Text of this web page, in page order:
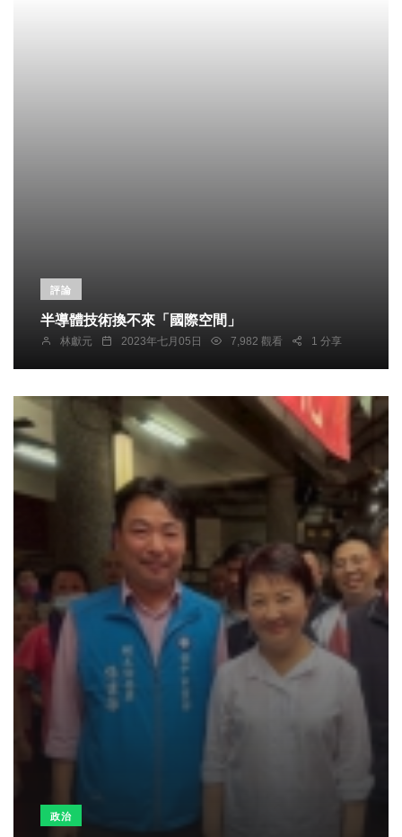
評論
半導體技術換不來「國際空間」
林獻元 2023年七月05日 7,982 觀看 1 分享
政治